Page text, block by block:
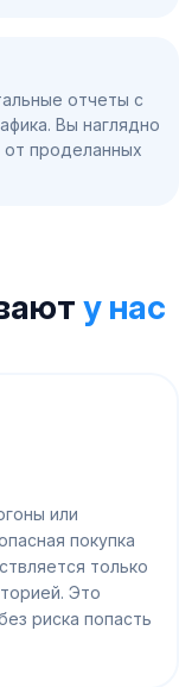
отчеты с
Вы наглядно
от проделанных
у нас
или
покупка
только
Это
риска попасть